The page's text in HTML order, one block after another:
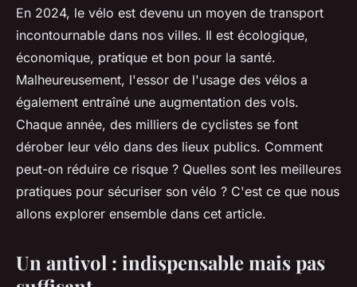
Quelle est la meilleure façon
de réduire le risque de vol de
vélo dans les espaces publics?
Ilyes•12 juillet 2024•6 min de lecture
En 2024, le vélo est devenu un moyen de transport
incontournable dans nos villes. Il est écologique,
économique, pratique et bon pour la santé.
Malheureusement, l'essor de l'usage des vélos a
également entraîné une augmentation des vols.
Chaque année, des milliers de cyclistes se font
dérober leur vélo dans des lieux publics. Comment
peut-on réduire ce risque ? Quelles sont les meilleures
pratiques pour sécuriser son vélo ? C'est ce que nous
allons explorer ensemble dans cet article.
Un antivol : indispensable mais pas